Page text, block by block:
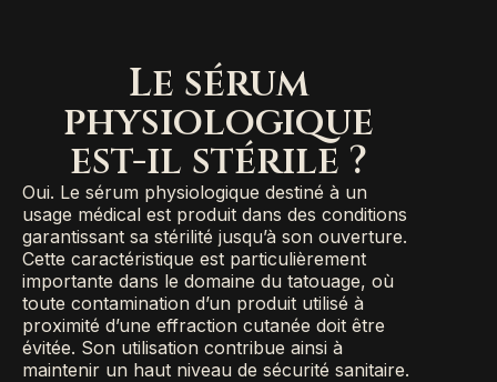
Le sérum
physiologique
est-il stérile ?
Oui. Le sérum physiologique destiné à un
usage médical est produit dans des conditions
garantissant sa stérilité jusqu’à son ouverture.
Cette caractéristique est particulièrement
importante dans le domaine du tatouage, où
toute contamination d’un produit utilisé à
proximité d’une effraction cutanée doit être
évitée. Son utilisation contribue ainsi à
maintenir un haut niveau de sécurité sanitaire.